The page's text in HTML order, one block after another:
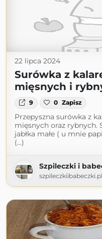
22 lipca 2024
Surówka z
mięsnych i
9 0 Zapisz
Przepyszna surówka z
mięsnych oraz rybnych.
jabłka małe ( u mnie
(...)
Szpileczki i
szpileczkiibabeczki.pl